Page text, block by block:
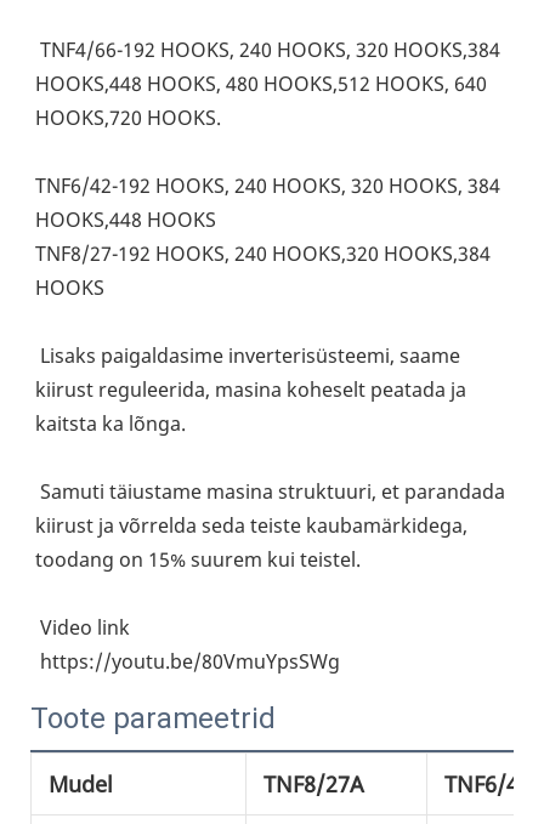
HOOKS,448 HOOKS, 480 HOOKS,512 HOOKS, 640
HOOKS,720 HOOKS.
TNF6/42-192 HOOKS, 240 HOOKS, 320 HOOKS, 384
HOOKS,448 HOOKS
TNF8/27-192 HOOKS, 240 HOOKS,320 HOOKS,384
HOOKS
kiirust reguleerida, masina koheselt peatada ja
kaitsta ka lõnga.
kiirust ja võrrelda seda teiste kaubamärkidega,
toodang on 15% suurem kui teistel.
Video link
https://youtu.be/80VmuYpsSWg
Toote parameetrid
Mudel TNF8/27A TNF6/42A